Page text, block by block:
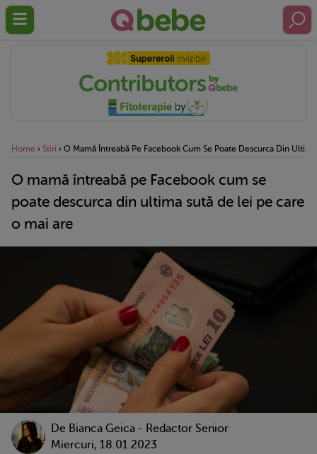
Home › Stiri › O Mamă Întreabă Pe Facebook Cum Se Poate Descurca Din
O mamă întreabă pe Facebook cum se
poate descurca din ultima sută de lei pe care
o mai are
De Bianca Geica - Redactor Senior
Miercuri, 18.01.2023